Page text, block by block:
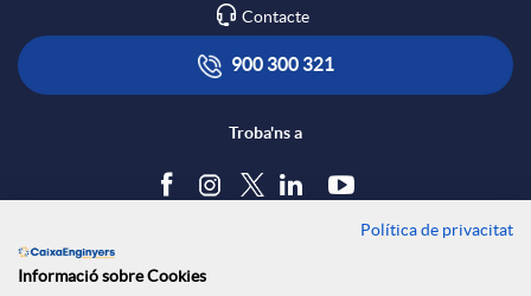
Contacte
900 300 321
Troba'ns a
Política de privacitat
Informació sobre Cookies